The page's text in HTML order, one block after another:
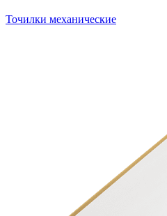
Точилки механические